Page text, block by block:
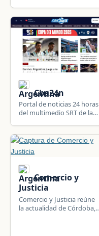
horas.
Cba24n
Portal de noticias 24 horas
del multimedio SRT de la
provincial, nacional e
internacional en vivo.
Comercio y
Justicia
Comercio y Justicia reúne
la actualidad de Córdoba,